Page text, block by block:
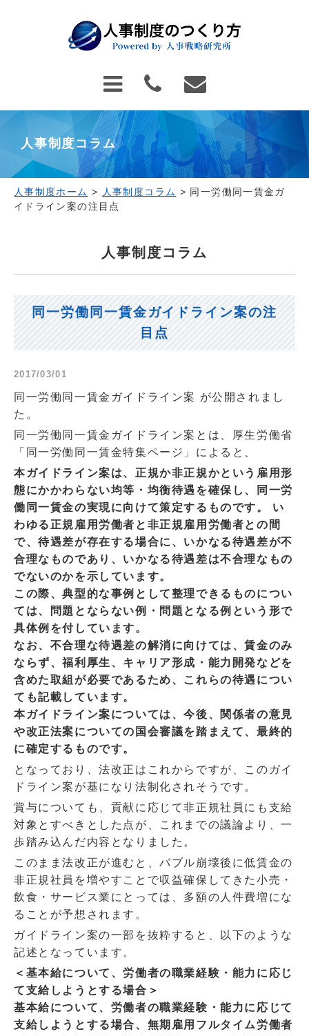
人事制度コラム
人事制度ホーム > 人事制度コラム > 同一労働同一賃金ガ
イドライン案の注目点
人事制度コラム
同一労働同一賃金ガイドライン案の注
目点
2017/03/01
同一労働同一賃金ガイドライン案 が公開されまし
た。
同一労働同一賃金ガイドライン案とは、厚生労働省
「同一労働同一賃金特集ページ」によると、
本ガイドライン案は、正規か非正規かという雇用形
態にかかわらない均等・均衡待遇を確保し、同一労
働同一賃金の実現に向けて策定するものです。 い
わゆる正規雇用労働者と非正規雇用労働者との間
で、待遇差が存在する場合に、いかなる待遇差が不
合理なものであり、いかなる待遇差は不合理なもの
でないのかを示しています。
この際、典型的な事例として整理できるものについ
ては、問題とならない例・問題となる例という形で
具体例を付しています。
なお、不合理な待遇差の解消に向けては、賃金のみ
ならず、福利厚生、キャリア形成・能力開発などを
含めた取組が必要であるため、これらの待遇につい
ても記載しています。
本ガイドライン案については、今後、関係者の意見
や改正法案についての国会審議を踏まえて、最終的
に確定するものです。
となっており、法改正はこれからですが、このガイ
ドライン案が基になり法制化されそうです。
賞与についても、貢献に応じて非正規社員にも支給
対象とすべきとした点が、これまでの議論より、一
歩踏み込んだ内容となりました。
このまま法改正が進むと、バブル崩壊後に低賃金の
非正規社員を増やすことで収益確保してきた小売・
飲食・サービス業にとっては、多額の人件費増にな
ることが予想されます。
ガイドライン案の一部を抜粋すると、以下のような
記述となっています。
＜基本給について、労働者の職業経験・能力に応じ
て支給しようとする場合＞
基本給について、労働者の職業経験・能力に応じて
支給しようとする場合、無期雇用フルタイム労働者